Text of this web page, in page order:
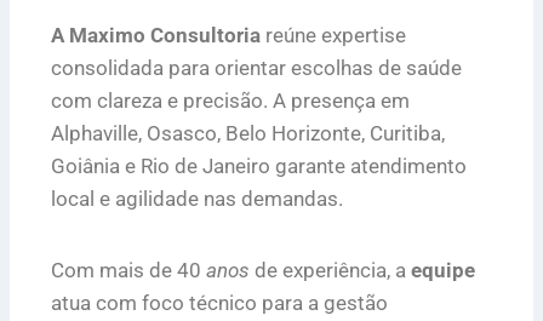
A Maximo Consultoria reúne expertise
consolidada para orientar escolhas de saúde
com clareza e precisão. A presença em
Alphaville, Osasco, Belo Horizonte, Curitiba,
Goiânia e Rio de Janeiro garante atendimento
local e agilidade nas demandas.
Com mais de 40 anos de experiência, a equipe
atua com foco técnico para a gestão